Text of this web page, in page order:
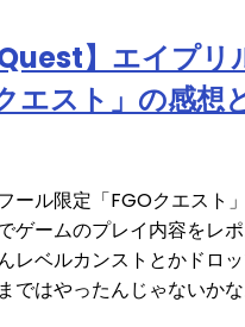
Quest】エイプ
エスト」の感想
ール限定「FGOクエスト
ゲームのプレイ内容をレ
レベルカンストとかドロ
ではやったんじゃないか